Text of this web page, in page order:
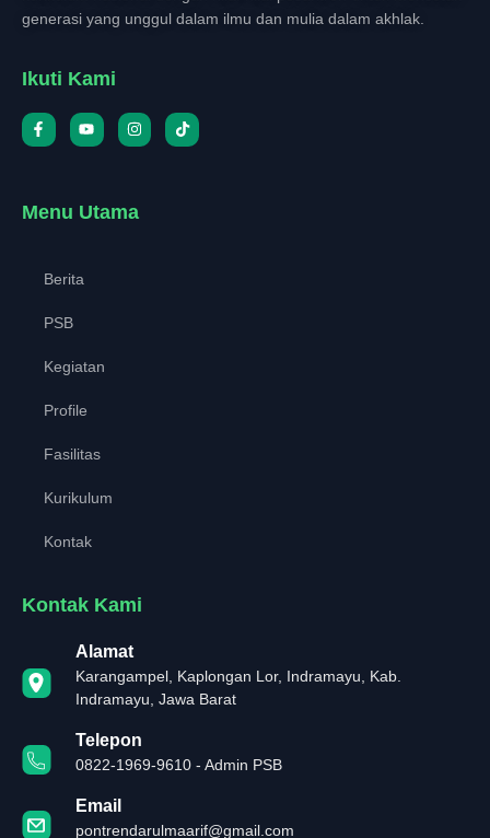
generasi yang unggul dalam ilmu dan mulia dalam akhlak.
Ikuti Kami
Menu Utama
Berita
PSB
Kegiatan
Profile
Fasilitas
Kurikulum
Kontak
Kontak Kami
Alamat
Karangampel, Kaplongan Lor, Indramayu, Kab.
Indramayu, Jawa Barat
Telepon
0822-1969-9610 - Admin PSB
Email
pontrendarulmaarif@gmail.com